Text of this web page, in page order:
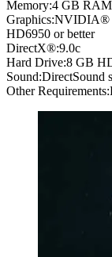
Memory:4 GB RAM
Graphics:NVIDIA®
HD6950 or better
DirectX®:9.0c
Hard Drive:8 GB
Sound:DirectSound
Other